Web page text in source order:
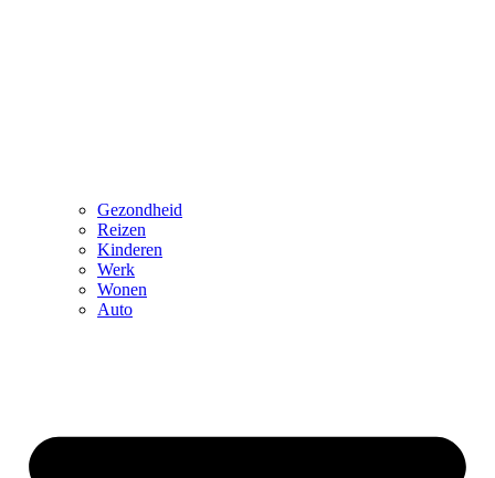
Gezondheid
Reizen
Kinderen
Werk
Wonen
Auto